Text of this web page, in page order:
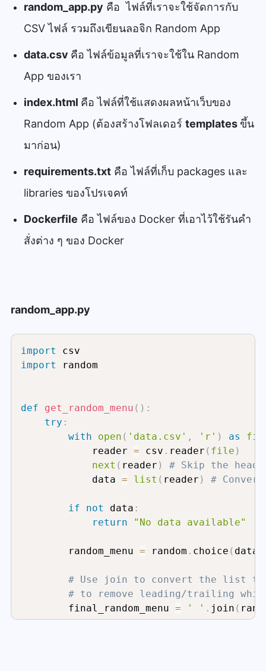
random_app.py คือ ไฟล์ที่เราจะใช้จัดการกับ
CSV ไฟล์ รวมถึงเขียนลอจิก Random App
data.csv คือ ไฟล์ข้อมูลที่เราจะใช้ใน Random
App ของเรา
index.html คือ ไฟล์ที่ใช้แสดงผลหน้าเว็บของ
Random App (ต้องสร้างโฟลเดอร์templates ขึ้น
มาก่อน)
requirements.txt คือ ไฟล์ที่เก็บ packages และ
libraries ของโปรเจคท์
Dockerfile คือ ไฟล์ของ Docker ที่เอาไว้ใช้รันคำ
สั่งต่าง ๆ ของ Docker
random_app.py
import
import
random
def get_random_menu ( ) :
try :
with
open ( 'data.csv' , 'r' ) as
            reader
= csv . reader ( file )
next ( reader )
# Skip the
            data
= list ( reader ) #
if not data :
return
"No data available"
        random_menu
= random . choice ( data
# Use join to convert the list
# to remove leading/trailing
        final_random_menu
= ' ' . join (